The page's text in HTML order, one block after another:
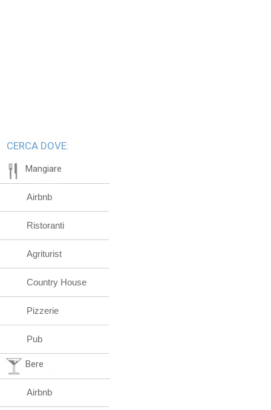
CERCA DOVE:
Mangiare
Airbnb
Ristoranti
Agriturist
Country House
Pizzerie
Pub
Bere
Airbnb